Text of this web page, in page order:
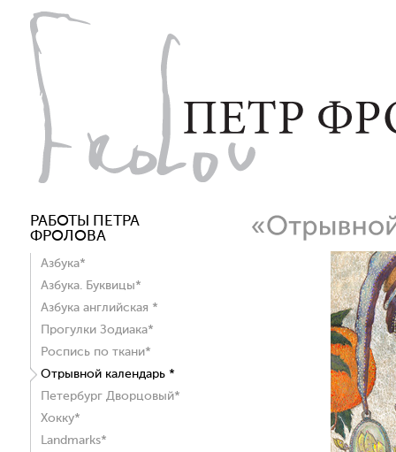
РАБОТЫ ПЕТРА
ФРОЛОВА
Азбука*
Азбука. Буквицы*
Азбука английская *
Прогулки Зодиака*
Роспись по ткани*
Отрывной календарь *
Петербург Дворцовый*
Хокку*
Landmarks*